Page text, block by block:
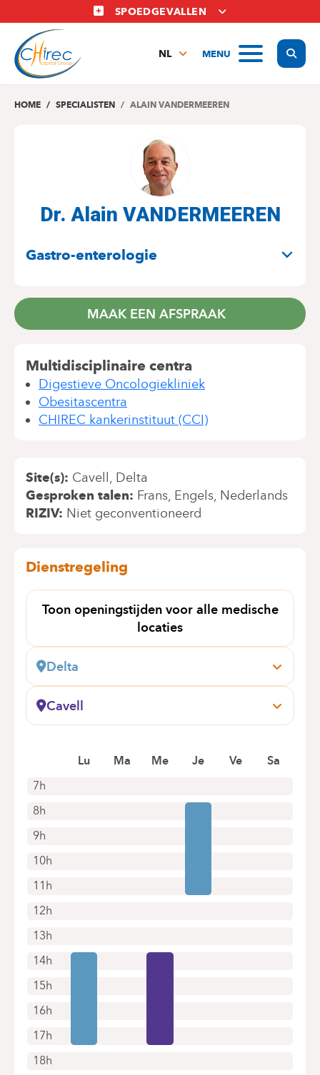
en
naar
inhoud
SPOEDGEVALLEN
MENU
NL
EN
HOME SPECIALISTEN ALAIN VANDERMEEREN
Dr. Alain VANDERMEEREN
Gastro-enterologie
MAAK EEN AFSPRAAK
Multidisciplinaire centra
Digestieve Oncologiekliniek
Obesitascentra
CHIREC kankerinstituut (CCI)
Site(s) Cavell
Delta
Gesproken talen Frans Engels Nederlands
RIZIV Niet geconventioneerd
Dienstregeling
Toon openingstijden voor alle medische
locaties
Delta
Boulevard du Triomphe, 201
1160 Auderghem
Cavell
Général Lotz, 37
Boek online een afspraak
7h
8h
9h
10h
11h
12h
13h
14h
15h
16h
17h
18h
Lu Ma Me Je Ve Sa